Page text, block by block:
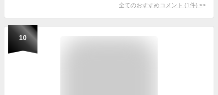
全てのおすすめコメント (1 件) >
10